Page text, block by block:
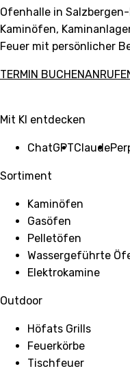
Ofenhalle in
Kaminöfen,
Feuer mit persönlicher
TERMIN BUCHEN
Mit KI entdecken
ChatGPTClaude
Sortiment
Kaminöfen
Gasöfen
Pelletöfen
Wassergeführte
Elektrokamine
Outdoor
Höfats Grills
Feuerkörbe
Tischfeuer